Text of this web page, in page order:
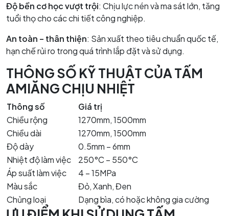
Độ bền cơ học vượt trội: Chịu lực nén và ma sát lớn, tăng
tuổi thọ cho các chi tiết công nghiệp.
An toàn – thân thiện: Sản xuất theo tiêu chuẩn quốc tế,
hạn chế rủi ro trong quá trình lắp đặt và sử dụng.
THÔNG SỐ KỸ THUẬT CỦA TẤM
AMIĂNG CHỊU NHIỆT
Thông số
Giá trị
Chiều rộng
1270mm, 1500mm
Chiều dài
1270mm, 1500mm
Độ dày
0.5mm – 6mm
Nhiệt độ làm việc
250°C – 550°C
Áp suất làm việc
4 – 15MPa
Màu sắc
Đỏ, Xanh, Đen
Chủng loại
Dạng bìa, có hoặc không gia cường